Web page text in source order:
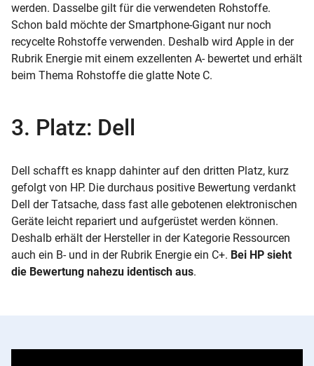
werden. Dasselbe gilt für die verwendeten Rohstoffe.
Schon bald möchte der Smartphone-Gigant nur noch
recycelte Rohstoffe verwenden. Deshalb wird Apple in der
Rubrik Energie mit einem exzellenten A- bewertet und erhält
beim Thema Rohstoffe die glatte Note C.
3. Platz: Dell
Dell schafft es knapp dahinter auf den dritten Platz, kurz
gefolgt von HP. Die durchaus positive Bewertung verdankt
Dell der Tatsache, dass fast alle gebotenen elektronischen
Geräte leicht repariert und aufgerüstet werden können.
Deshalb erhält der Hersteller in der Kategorie Ressourcen
auch ein B- und in der Rubrik Energie ein C+. Bei HP sieht
die Bewertung nahezu identisch aus.